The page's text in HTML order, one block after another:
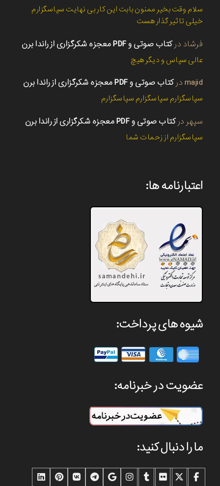
سلام وقت بخیر ممنون بابت این کار بی نهایت سپاسگزارم
خیلی تاثیر گذار هست
فرشاد درکتاب صوتی و PDF معجزه شکرگزاری از راندا برن
عالی سپاس و دیگر هیچ
majid درکتاب صوتی و PDF معجزه شکرگزاری از راندا برن
سپاسگزارم سپاسگزارم سپاسگزارم
سپهر درکتاب صوتی و PDF معجزه شکرگزاری از راندا برن
سپاسگزارم از زحمات شما
اعتبارنامه ها:
شیوه های پرداخت:
عضویت در خبرنامه:
ما را دنبال کنید: